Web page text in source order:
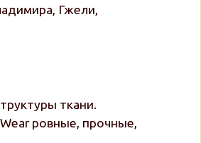
Гжели,
ткани.
ровные, прочные,